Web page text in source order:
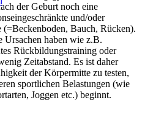
der Geburt noch eine
und/oder
(=Beckenboden, Bauch, Rücken).
Ursachen haben wie z.B.
Rückbildungstraining oder
Zeitabstand. Es ist daher
der Körpermitte zu testen,
sportlichen Belastungen (wie
Joggen etc.) beginnt.